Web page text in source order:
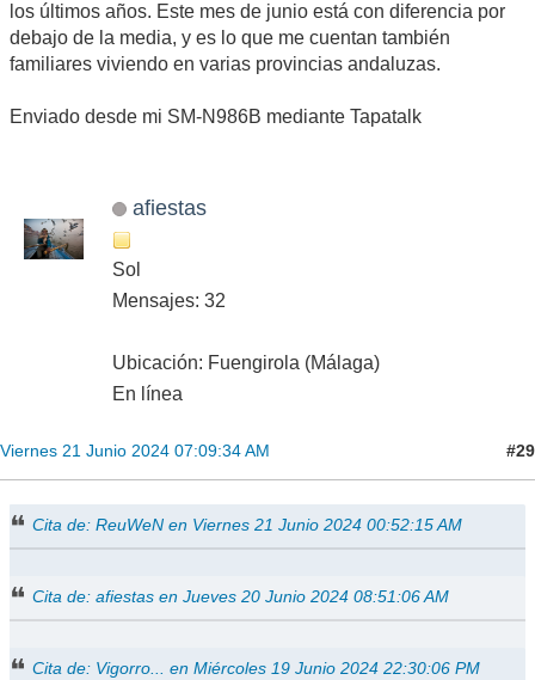
los últimos años. Este mes de junio está con diferencia por
debajo de la media, y es lo que me cuentan también
familiares viviendo en varias provincias andaluzas.
Enviado desde mi SM-N986B mediante Tapatalk
afiestas
Sol
Mensajes: 32
Ubicación: Fuengirola (Málaga)
En línea
Viernes 21 Junio 2024 07:09:34 AM #29
Cita de: ReuWeN en Viernes 21 Junio 2024 00:52:15 AM
Cita de: afiestas en Jueves 20 Junio 2024 08:51:06 AM
Cita de: Vigorro... en Miércoles 19 Junio 2024 22:30:06 PM